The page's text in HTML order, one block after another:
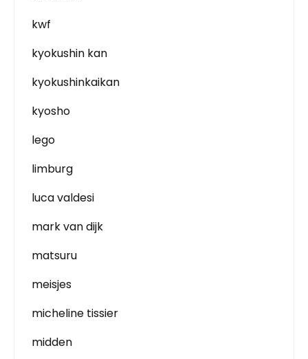
kwf
kyokushin kan
kyokushinkaikan
kyosho
lego
limburg
luca valdesi
mark van dijk
matsuru
meisjes
micheline tissier
midden